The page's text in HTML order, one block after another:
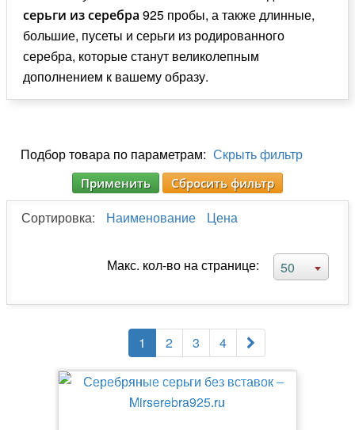
серьги из серебра 925 пробы, а также длинные,
большие, пусеты и серьги из родированного
серебра, которые станут великолепным
дополнением к вашему образу.
Подбор товара по параметрам: Скрыть фильтр
Применить Сбросить фильтр
Сортировка: Наименование Цена
Макс. кол-во на странице: 50
1 2 3 4